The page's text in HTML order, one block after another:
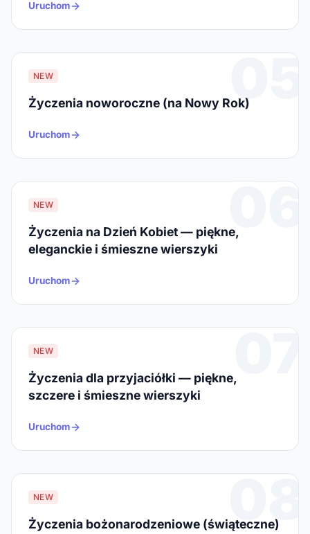
Uruchom
05
NEW
Życzenia noworoczne (na Nowy Rok)
Uruchom
06
NEW
Życzenia na Dzień Kobiet — piękne,
eleganckie i śmieszne wierszyki
Uruchom
07
NEW
Życzenia dla przyjaciółki — piękne,
szczere i śmieszne wierszyki
Uruchom
08
NEW
Życzenia bożonarodzeniowe (świąteczne)